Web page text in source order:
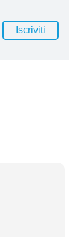
Iscriviti